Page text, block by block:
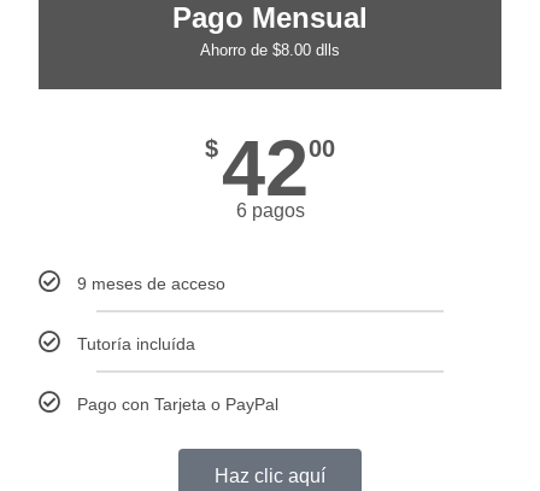
Pago Mensual
Ahorro de $8.00 dlls
$4200
6 pagos
9 meses de acceso
Tutoría incluída
Pago con Tarjeta o PayPal
Haz clic aquí